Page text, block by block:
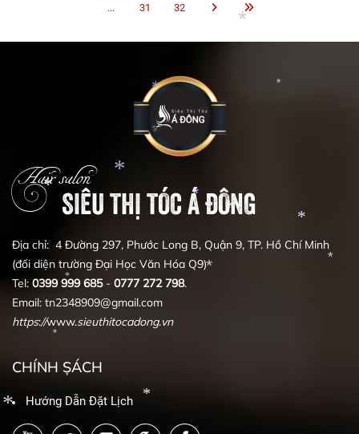
*
* *
*
... 31 32
Hair salon
SIÊU THỊ TÓC Á ĐÔNG
Địa chỉ: 4 Đường 297, Phước Long B, Quận 9, TP. Hồ Chí Minh
(đối diện trường Đại Học Văn Hóa Q9)
Tel: 0399 999 685- 0777 272 798.
Email: tn2348909@gmail.com
https://www.sieuthitocadong.vn
CHÍNH SÁCH
Hướng Dẫn Đặt Lịch